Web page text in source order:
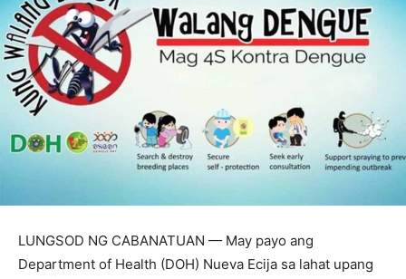
LUNGSOD NG CABANATUAN — May payo ang
Department of Health (DOH) Nueva Ecija sa lahat upang